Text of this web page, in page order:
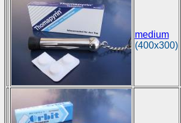
medium
(400x300)